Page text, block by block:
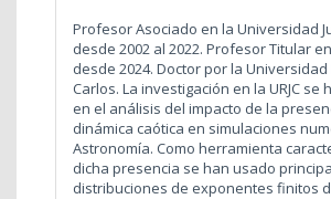
Profesor Asociado en la Universidad
desde 2002 al 2022. Profesor Titular en
desde 2024. Doctor por la Universidad
Carlos. La investigación en la URJC se
en el análisis del impacto de la
dinámica caótica en simulaciones
Astronomía. Como herramienta
dicha presencia se han usado
distribuciones de exponentes finitos